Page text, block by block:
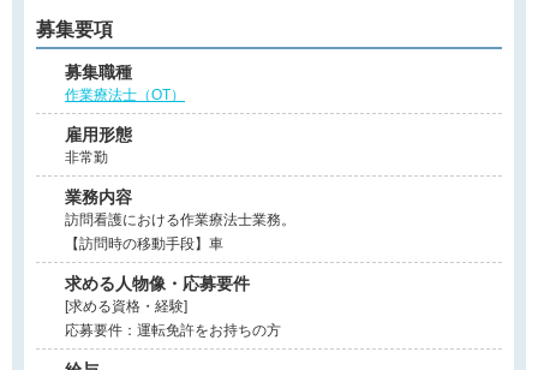
募集要項
募集職種
作業療法士（OT）
雇用形態
非常勤
業務内容
訪問看護における作業療法士業務。
【訪問時の移動手段】車
求める人物像・応募要件
[求める資格・経験]
応募要件：運転免許をお持ちの方